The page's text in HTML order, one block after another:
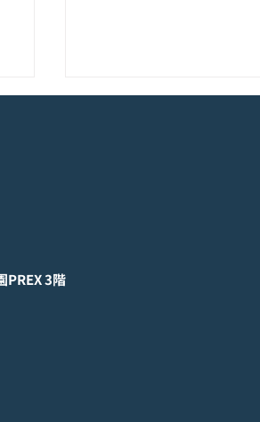
超伝導体！最高のスリ
ス】 K-POPアイドル応援
体！最高のスリックバッ
PREX 3階